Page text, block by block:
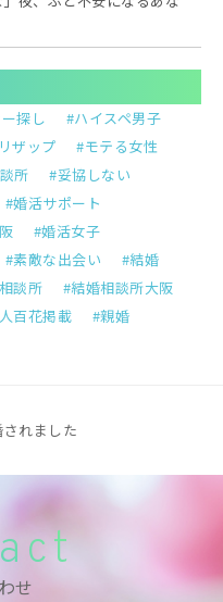
探し
ハイスペ男子
ザップ
モテる女性
所
妥協しない
婚活サポート
婚活女子
素敵な出会い
結婚
談所
結婚相談所大阪
百花掲載 親婚
れました
せ